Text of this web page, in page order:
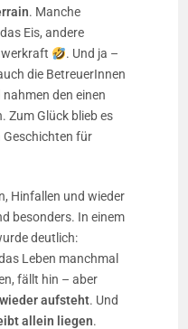
. Manche
Eis, andere
. Und ja –
die BetreuerInnen
den einen
Zum Glück blieb es
Geschichten für
Hinfallen und wieder
besonders. In einem
deutlich:
Leben manchmal
fällt hin – aber
aufsteht. Und
allein liegen.